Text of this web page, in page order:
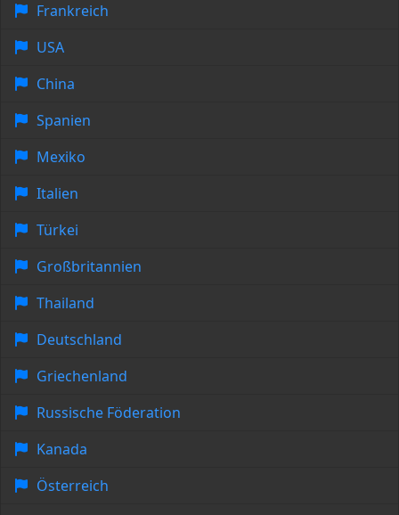
Frankreich
USA
China
Spanien
Mexiko
Italien
Türkei
Großbritannien
Thailand
Deutschland
Griechenland
Russische Föderation
Kanada
Österreich